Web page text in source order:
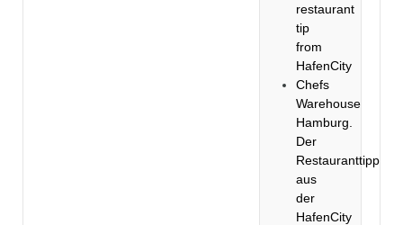
restaurant
tip
from
HafenCity
Chefs
Warehouse
Hamburg.
Der
Restauranttipp
aus
der
HafenCity